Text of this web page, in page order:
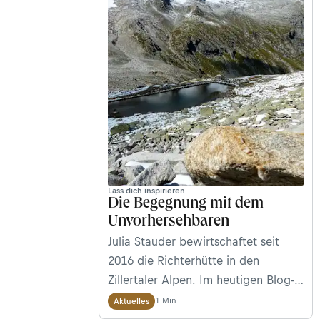
Lass dich inspirieren
Die Begegnung mit dem
Unvorhersehbaren
Julia Stauder bewirtschaftet seit
2016 die Richterhütte in den
Zillertaler Alpen. Im heutigen Blog-
Beitrag erzählt die zweifache Mutter
von ihrem Start in ein neues Leben:
Aktuelles 1 Min.